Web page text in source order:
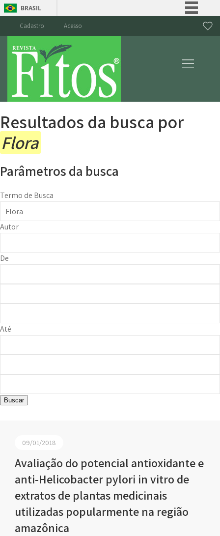
BRASIL
Canais
Cadastro Acesso
Resultados da busca por
Flora
Parâmetros da busca
Termo de Busca
Autor
De
Até
Buscar
09/01/2018
Avaliação do potencial antioxidante e
anti-Helicobacter pylori in vitro de
extratos de plantas medicinais
utilizadas popularmente na região
amazônica